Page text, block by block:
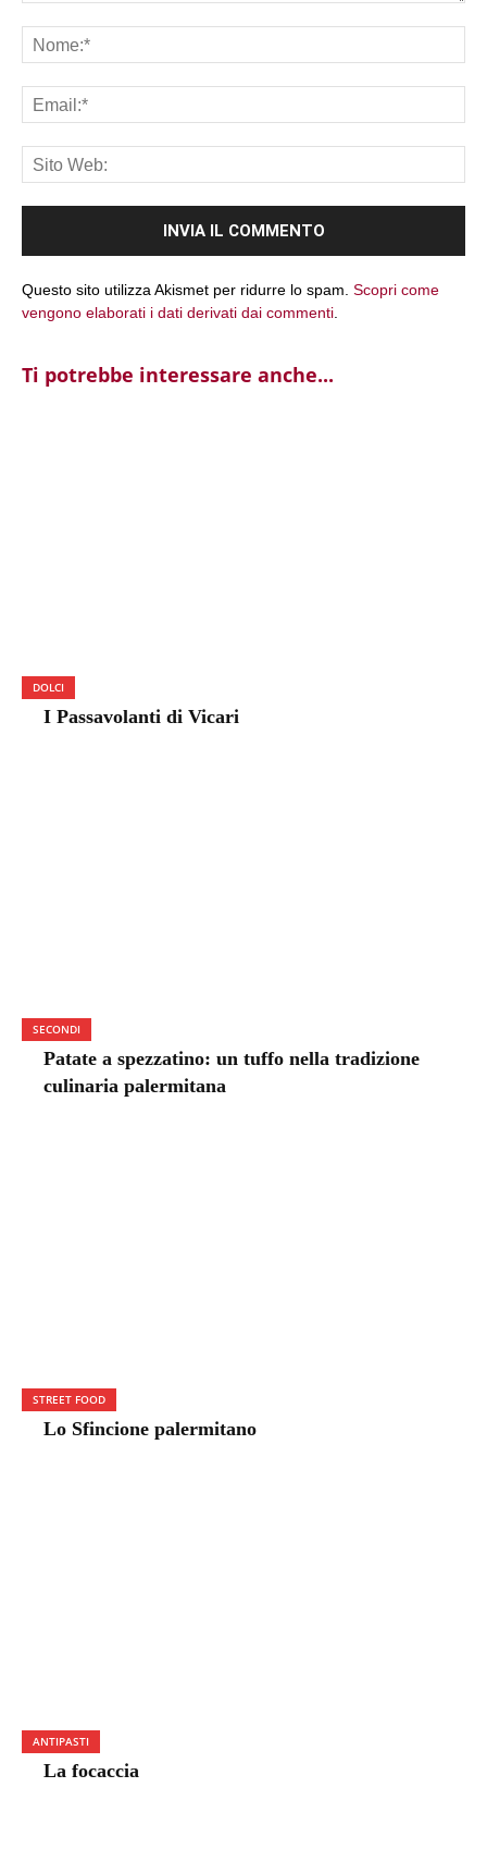
Questo sito utilizza Akismet per ridurre lo spam. Scopri come
vengono elaborati i dati derivati dai commenti
Ti potrebbe interessare anche...
DOLCI
I Passavolanti di Vicari
SECONDI
Patate a spezzatino: un tuffo nella tradizione
culinaria palermitana
STREET FOOD
Lo Sfincione palermitano
ANTIPASTI
La focaccia